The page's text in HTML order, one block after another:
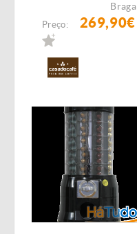
Braga
Preço: 269,90€